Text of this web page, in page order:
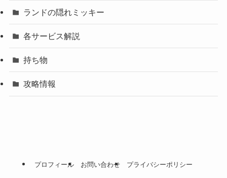
ランドの隠れミッキー
各サービス解説
持ち物
攻略情報
プロフィール お問い合わせ プライバシーポリシー